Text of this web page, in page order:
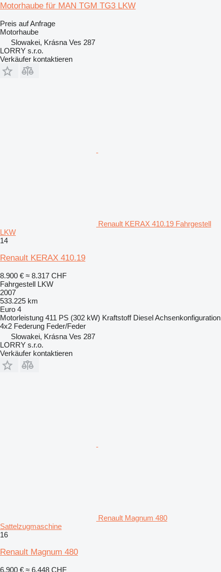
Motorhaube für MAN TGM TG3 LKW
Preis auf Anfrage
Motorhaube
Slowakei, Krásna Ves 287
LORRY s.r.o.
Verkäufer kontaktieren
Renault KERAX 410.19 Fahrgestell
LKW
14
Renault KERAX 410.19
8.900 € ≈ 8.317 CHF
Fahrgestell LKW
2007
533.225 km
Euro 4
Motorleistung 411 PS (302 kW) Kraftstoff DieselAchsenkonfiguration
4x2 Federung Feder/Feder
Slowakei, Krásna Ves 287
LORRY s.r.o.
Verkäufer kontaktieren
Renault Magnum 480
Sattelzugmaschine
16
Renault Magnum 480
6.900 € ≈ 6.448 CHF